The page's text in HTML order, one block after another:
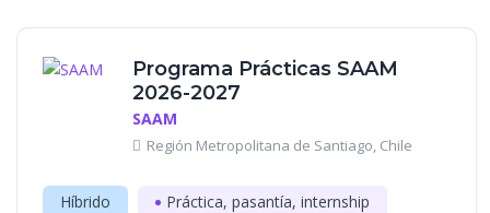
Programa Prácticas SAAM
2026-2027
SAAM
Región Metropolitana de Santiago, Chile
Híbrido Práctica, pasantía, internship